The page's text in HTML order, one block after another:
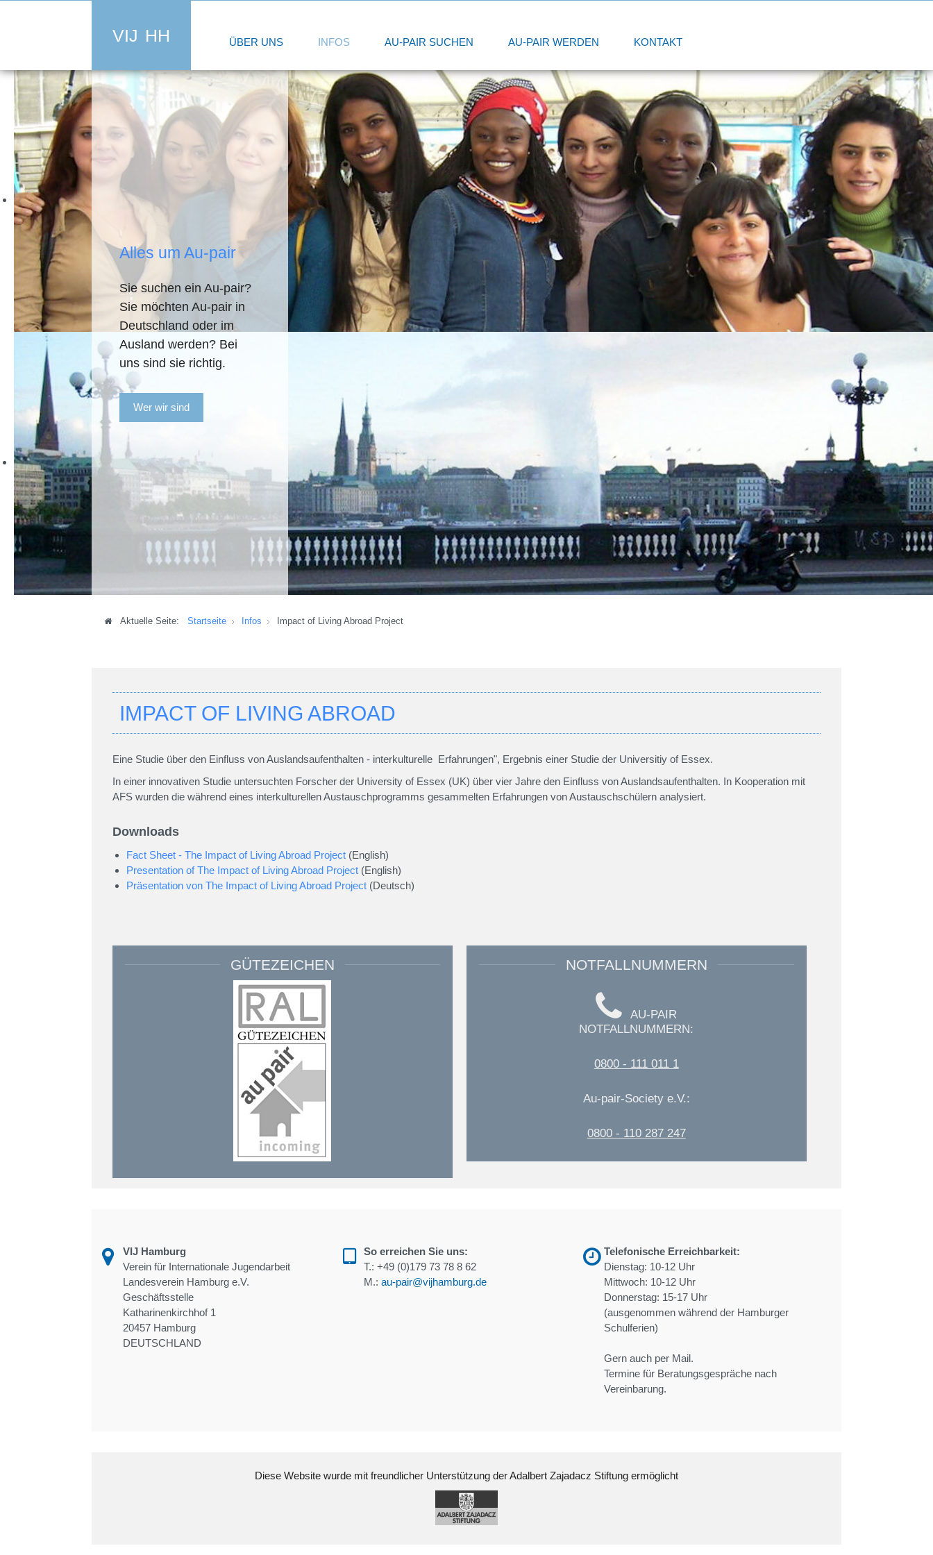
VIJ HH ÜBER UNS INFOS AU-PAIR SUCHEN AU-PAIR WERDEN KONTAKT
Alles um Au-pair
Sie suchen ein Au-pair?
Sie möchten Au-pair in
Deutschland oder im
Ausland werden? Bei
uns sind sie richtig.
Wer wir sind
Aktuelle Seite: Startseite Infos Impact of Living Abroad Project
IMPACT OF LIVING ABROAD
Eine Studie über den Einfluss von Auslandsaufenthalten - interkulturelle Erfahrungen", Ergebnis einer Studie der Universitiy of Essex.
In einer innovativen Studie untersuchten Forscher der University of Essex (UK) über vier Jahre den Einfluss von Auslandsaufenthalten. In Kooperation mit
AFS wurden die während eines interkulturellen Austauschprogramms gesammelten Erfahrungen von Austauschschülern analysiert.
Downloads
Fact Sheet - The Impact of Living Abroad Project (English)
Presentation of The Impact of Living Abroad Project (English)
Präsentation von The Impact of Living Abroad Project (Deutsch)
GÜTEZEICHEN NOTFALLNUMMERN
AU-PAIR
NOTFALLNUMMERN:
0800 - 111 011 1
Au-pair-Society e.V.:
0800 - 110 287 247
VIJ Hamburg
Verein für Internationale Jugendarbeit
Landesverein Hamburg e.V.
Geschäftsstelle
Katharinenkirchhof 1
20457 Hamburg
DEUTSCHLAND
So erreichen Sie uns:
T.: +49 (0)179 73 78 8 62
M.: au-pair@vijhamburg.de
Telefonische Erreichbarkeit:
Dienstag: 10-12 Uhr
Mittwoch: 10-12 Uhr
Donnerstag: 15-17 Uhr
(ausgenommen während der Hamburger
Schulferien)
Gern auch per Mail.
Termine für Beratungsgespräche nach
Vereinbarung.
Diese Website wurde mit freundlicher Unterstützung der Adalbert Zajadacz Stiftung ermöglicht